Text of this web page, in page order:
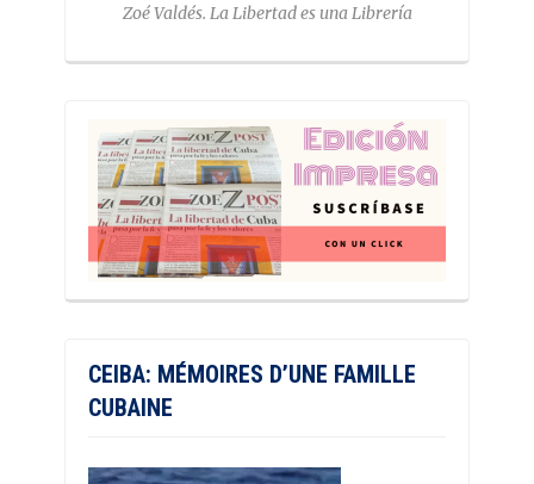
Zoé Valdés. La Libertad es una Librería
CEIBA: MÉMOIRES D’UNE FAMILLE
CUBAINE